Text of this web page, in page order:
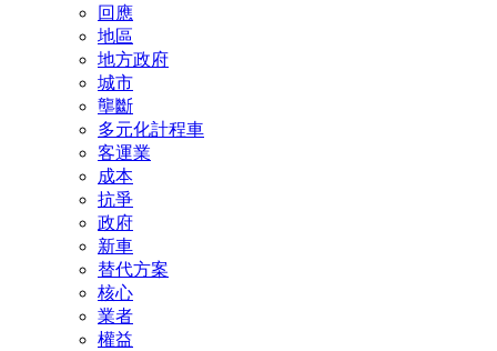
回應
地區
地方政府
城市
壟斷
多元化計程車
客運業
成本
抗爭
政府
新車
替代方案
核心
業者
權益